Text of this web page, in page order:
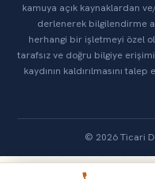
kamuya açık kaynaklardan
derlenerek bilgilendirme
herhangi bir işletmeyi özel
tarafsız ve doğru bilgiye
kaydının kaldırılmasını
© 2026 Ticari